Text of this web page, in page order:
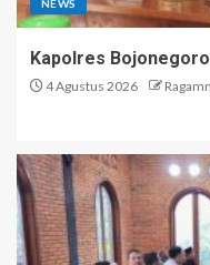
NEWS
Kapolres
4 Agustus 2026